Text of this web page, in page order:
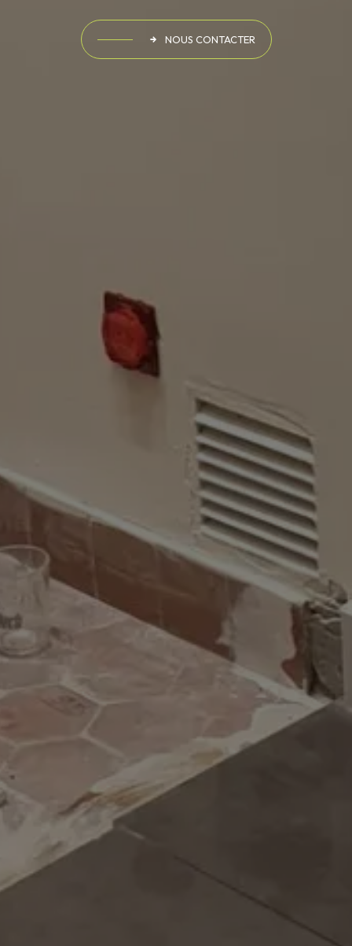
NOUS CONTACTER